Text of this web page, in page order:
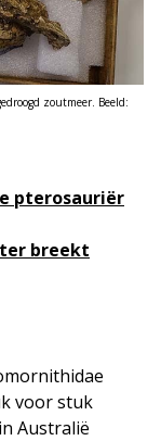
zoutmeer. Beeld:
pterosauriër
breekt
voor stuk
Australië